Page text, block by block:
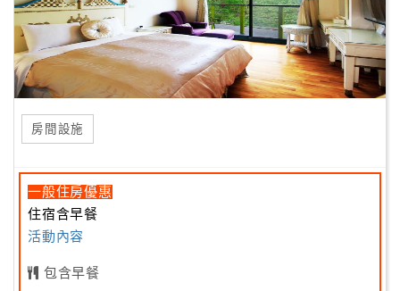
房間設施
一般住房優惠
住宿含早餐
活動內容
包含早餐